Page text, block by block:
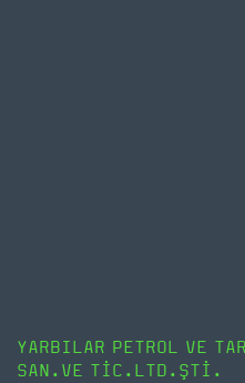
YARBILAR PETROL VE
SAN.VE TİC.LTD.ŞTİ.